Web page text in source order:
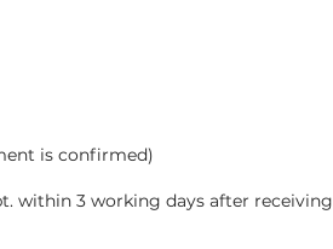
is confirmed)
within 3 working days after receiving